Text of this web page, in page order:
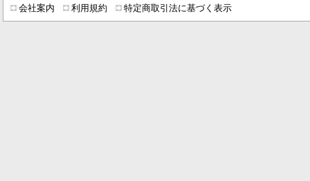
会社案内 利用規約 特定商取引法に基づく表示